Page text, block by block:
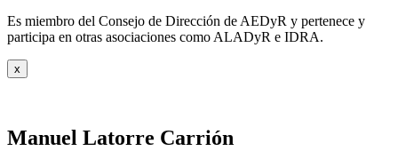
Es miembro del Consejo de Dirección de AEDyR y pertenece y
participa en otras asociaciones como ALADyR e IDRA.
x
Manuel Latorre Carrión